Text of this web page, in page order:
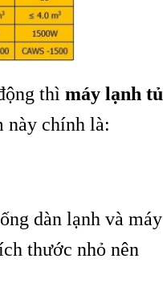
thì máy lạnh tủ
này chính là:
dàn lạnh và máy
thước nhỏ nên